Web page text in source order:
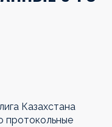
Казахстана
протокольные